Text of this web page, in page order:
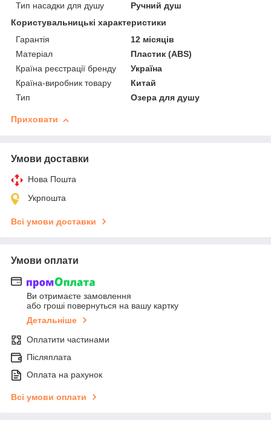
Тип насадки для душу
Ручний душ
Користувальницькі характеристики
Гарантія
12 місяців
Матеріал
Пластик (ABS)
Країна реєстрації бренду
Україна
Країна-виробник товару
Китай
Тип
Озера для душу
Приховати
Умови доставки
Нова Пошта
Укрпошта
Всі умови доставки
Умови оплати
Ви отримаєте замовлення
або гроші повернуться на вашу картку
Детальніше
Оплатити частинами
Післяплата
Оплата на рахунок
Всі умови оплати